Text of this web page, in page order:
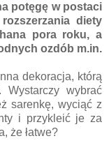
potęgę w postaci
diety
pora roku, a
ozdób m.in.
dekoracja, którą
wybrać
sarenkę, wyciąć z
i przykleić je za
że łatwe?